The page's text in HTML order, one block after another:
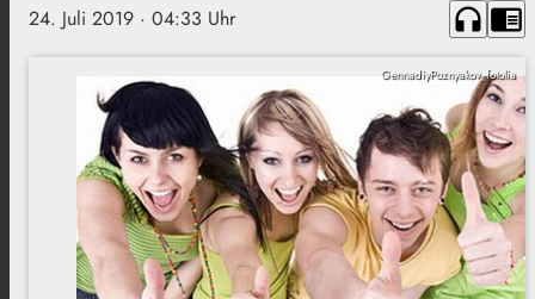
24. Juli 2019 · 04:33 Uhr headphones chrome_reader_mode
GennadiyPoznyakov_fotolia